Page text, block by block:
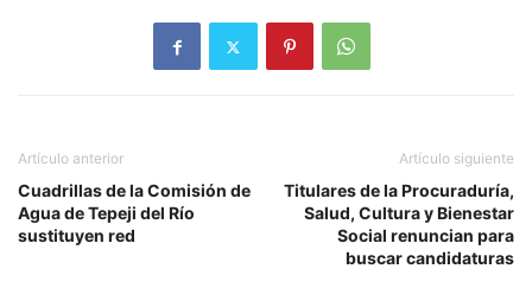
Artículo anterior
Cuadrillas de la Comisión de
Agua de Tepeji del Río
sustituyen red
Artículo siguiente
Titulares de la Procuraduría,
Salud, Cultura y Bienestar
Social renuncian para
buscar candidaturas